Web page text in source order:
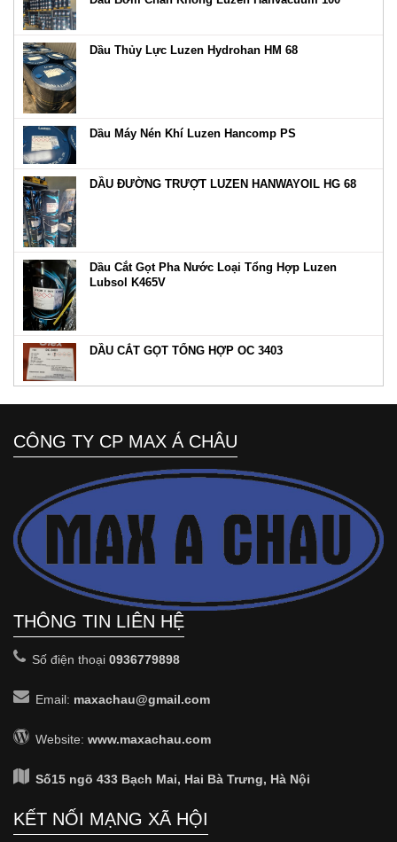
Dầu Thủy Lực Luzen Hydrohan HM 68
Dầu Máy Nén Khí Luzen Hancomp PS
DẦU ĐƯỜNG TRƯỢT LUZEN HANWAYOIL HG 68
Dầu Cắt Gọt Pha Nước Loại Tổng Hợp Luzen
Lubsol K465V
DẦU CẮT GỌT TỔNG HỢP OC 3403
CÔNG TY CP MAX Á CHÂU
THÔNG TIN LIÊN HỆ
Số điện thoại0936779898
Email: maxachau@gmail.com
Website:www.maxachau.com
Số15 ngõ 433 Bạch Mai, Hai Bà Trưng, Hà Nội
KẾT NỐI MẠNG XÃ HỘI